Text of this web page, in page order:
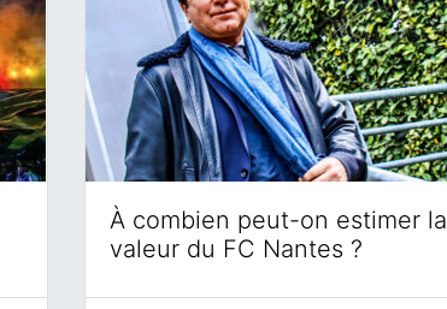
À combien peut-on estimer la
valeur du FC Nantes ?